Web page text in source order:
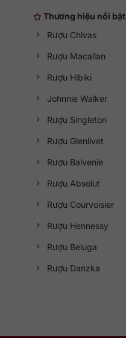
Thương hiệu nổi bật
Rượu Chivas
Rượu Macallan
Rượu Hibiki
Johnnie Walker
Rượu Singleton
Rượu Glenlivet
Rượu Balvenie
Rượu Absolut
Rượu Courvoisier
Rượu Hennessy
Rượu Beluga
Rượu Danzka